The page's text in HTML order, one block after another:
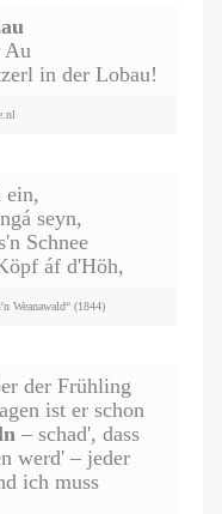
Au
in der Lobau!
ein,
seyn,
Schnee
áf d'Höh,
Weanawald“ (1844)
der Frühling
ist er schon
– schad', dass
werd' – jeder
ich muss